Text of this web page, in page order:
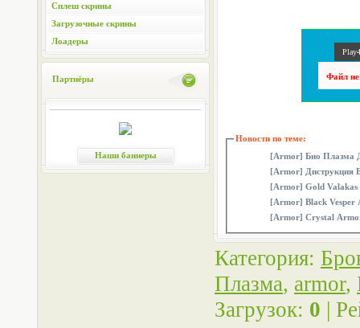
Сплеш скрины
Загрузочные скрины
Лоадеры
Партнёры
Наши баннеры
Файл не
Новости по теме:
[Armor] Био Плазма
[Armor] Диструкция
[Armor] Gold
[Armor] Black Vesper
[Armor] Crystal
Категория:
Плазма, armor,
Загрузок: 0 |